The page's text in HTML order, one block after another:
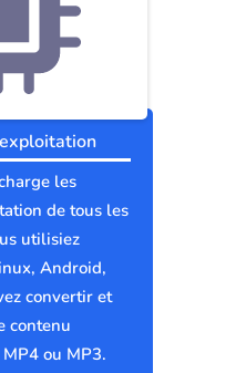
les
de tous les
utilisiez
Android,
convertir et
contenu
ou MP3.